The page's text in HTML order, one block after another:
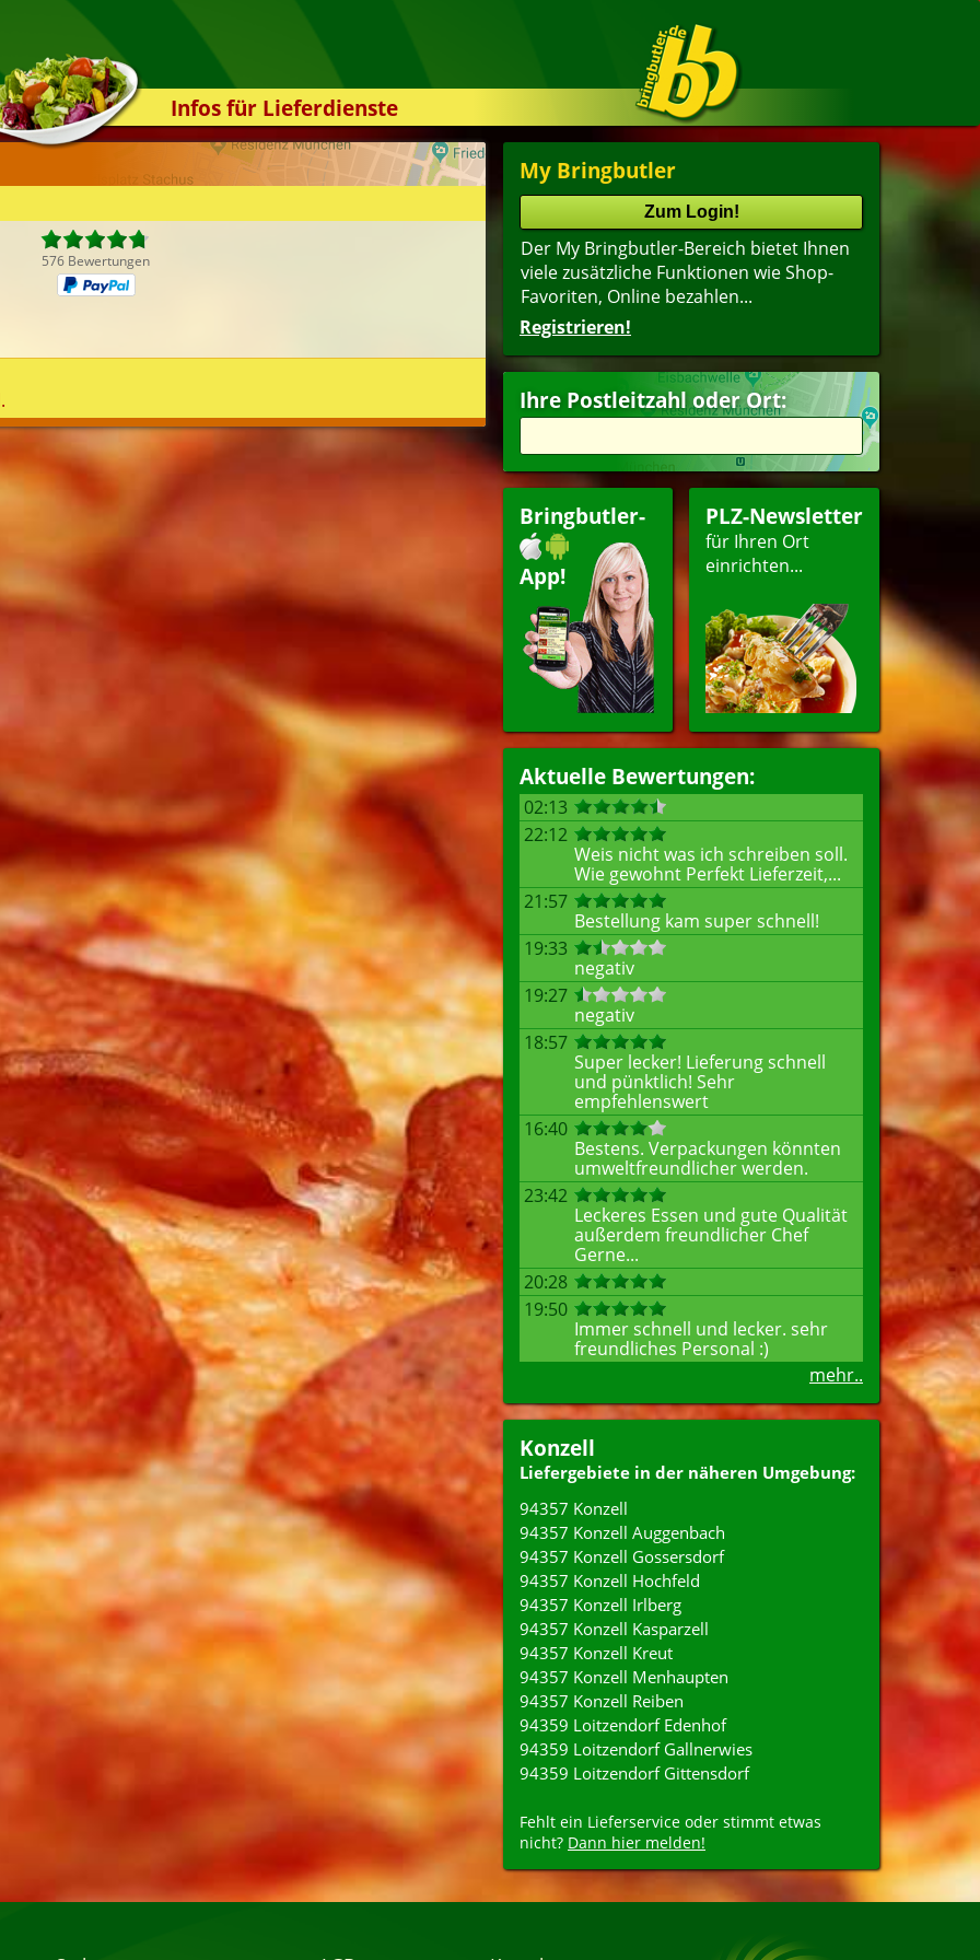
Infos für Lieferdienste
Kassensystem
Zuverlässigkeit
Styles
Kontakt
My Bringbutler
Der My Bringbutler-Bereich bietet Ihnen
viele zusätzliche Funktionen wie Shop-
Favoriten, Online bezahlen...
Registrieren!
Ihre Postleitzahl oder Ort:
Bringbutler-
App!
PLZ-Newsletter
für Ihren Ort
einrichten...
Aktuelle Bewertungen:
02:13
22:12
Weis nicht was ich schreiben soll.
Wie gewohnt Perfekt Lieferzeit,...
21:57
Bestellung kam super schnell!
19:33
negativ
19:27
negativ
18:57
Super lecker! Lieferung schnell
und pünktlich! Sehr
empfehlenswert
16:40
Bestens. Verpackungen könnten
umweltfreundlicher werden.
23:42
Leckeres Essen und gute Qualität
außerdem freundlicher Chef
Gerne...
20:28
19:50
Immer schnell und lecker. sehr
freundliches Personal :)
mehr..
Konzell
Liefergebiete in der näheren Umgebung:
94357 Konzell
94357 Konzell Auggenbach
94357 Konzell Gossersdorf
94357 Konzell Hochfeld
94357 Konzell Irlberg
94357 Konzell Kasparzell
94357 Konzell Kreut
94357 Konzell Menhaupten
94357 Konzell Reiben
94359 Loitzendorf Edenhof
94359 Loitzendorf Gallnerwies
94359 Loitzendorf Gittensdorf
Fehlt ein Lieferservice oder stimmt etwas
nicht? Dann hier melden!
576 Bewertungen